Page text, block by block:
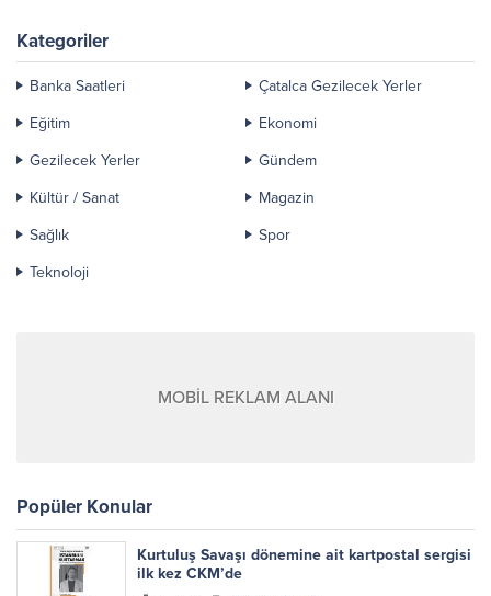
Kategoriler
Banka Saatleri
Çatalca Gezilecek Yerler
Eğitim
Ekonomi
Gezilecek Yerler
Gündem
Kültür / Sanat
Magazin
Sağlık
Spor
Teknoloji
MOBİL REKLAM ALANI
Popüler Konular
Kurtuluş Savaşı dönemine ait kartpostal sergisi
ilk kez CKM’de